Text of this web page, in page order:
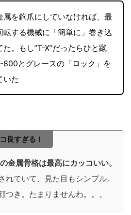
属を鉤爪にしていなければ、最
転する機械に「簡単に」巻き込
た。もし”T-X”だったらひと蹴
800とグレースの「ロック」を
いた
良すぎる！
金属骨格は最高にカッコいい。
れていて、見た目もシンプル。
つき。たまりませんわ。。。